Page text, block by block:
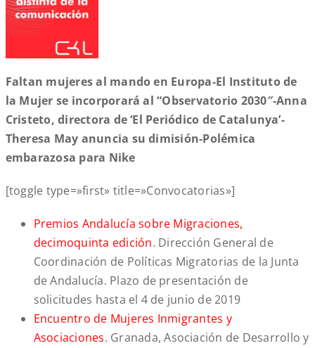
Faltan mujeres al mando en Europa-El Instituto de
la Mujer se incorporará al “Observatorio 2030″-Anna
Cristeto, directora de ‘El Periódico de Catalunya’-
Theresa May anuncia su dimisión-Polémica
embarazosa para Nike
[toggle type=»first» title=»Convocatorias»]
Premios Andalucía sobre Migraciones,
decimoquinta edición. Dirección General de
Coordinación de Políticas Migratorias de la Junta
de Andalucía. Plazo de presentación de
solicitudes hasta el 4 de junio de 2019
Encuentro de Mujeres Inmigrantes y
Asociaciones. Granada, Asociación de Desarrollo y